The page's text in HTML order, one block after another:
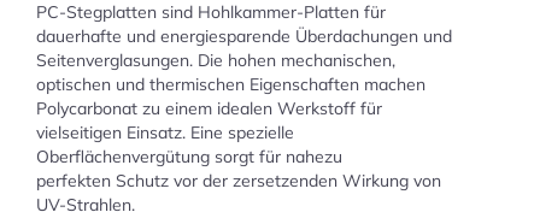
PC-Stegplatten sind Hohlkammer-Platten für
dauerhafte und energiesparende Überdachungen und
Seitenverglasungen. Die hohen mechanischen,
optischen und thermischen Eigenschaften machen
Polycarbonat zu einem idealen Werkstoff für
vielseitigen Einsatz. Eine spezielle
Oberflächenvergütung sorgt für nahezu
perfekten Schutz vor der zersetzenden Wirkung von
UV-Strahlen.